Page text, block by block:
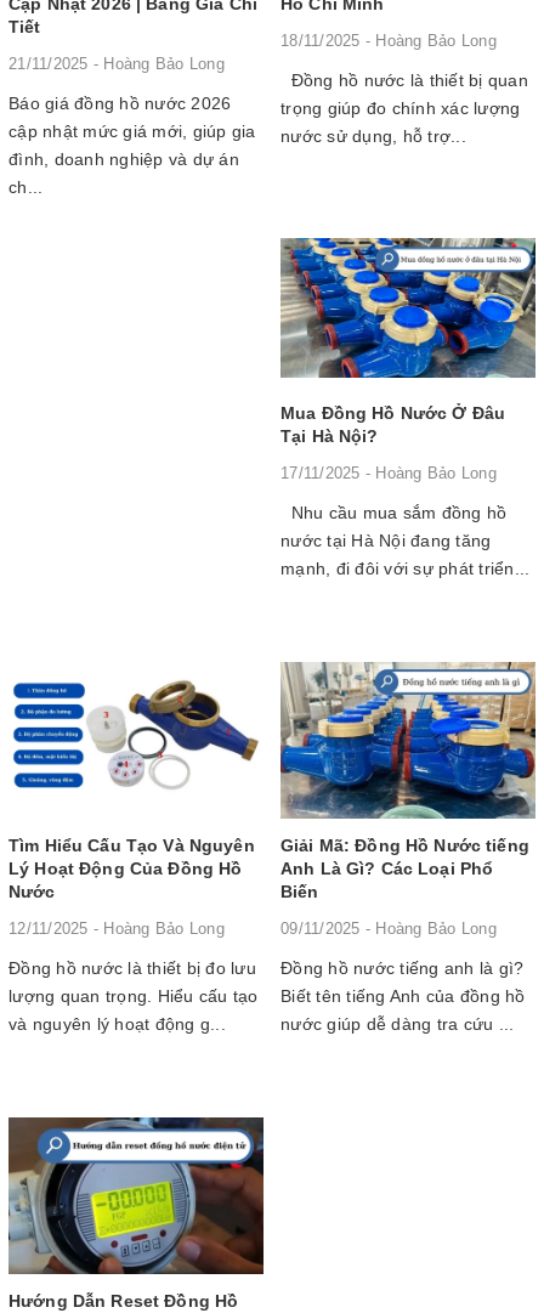
Tiết
21/11/2025 - Hoàng Bảo Long
Báo giá đồng hồ nước 2026
cập nhật mức giá mới, giúp gia
đình, doanh nghiệp và dự án
ch...
18/11/2025 - Hoàng Bảo Long
Đồng hồ nước là thiết bị quan
trọng giúp đo chính xác lượng
nước sử dụng, hỗ trợ...
Mua Đồng Hồ Nước Ở Đâu
Tại Hà Nội?
17/11/2025 - Hoàng Bảo Long
Nhu cầu mua sắm đồng hồ
nước tại Hà Nội đang tăng
mạnh, đi đôi với sự phát triển...
Tìm Hiểu Cấu Tạo Và Nguyên
Lý Hoạt Động Của Đồng Hồ
Nước
12/11/2025 - Hoàng Bảo Long
Đồng hồ nước là thiết bị đo lưu
lượng quan trọng. Hiểu cấu tạo
và nguyên lý hoạt động g...
Giải Mã: Đồng Hồ Nước tiếng
Anh Là Gì? Các Loại Phổ
Biến
09/11/2025 - Hoàng Bảo Long
Đồng hồ nước tiếng anh là gì?
Biết tên tiếng Anh của đồng hồ
nước giúp dễ dàng tra cứu ...
Hướng Dẫn Reset Đồng Hồ